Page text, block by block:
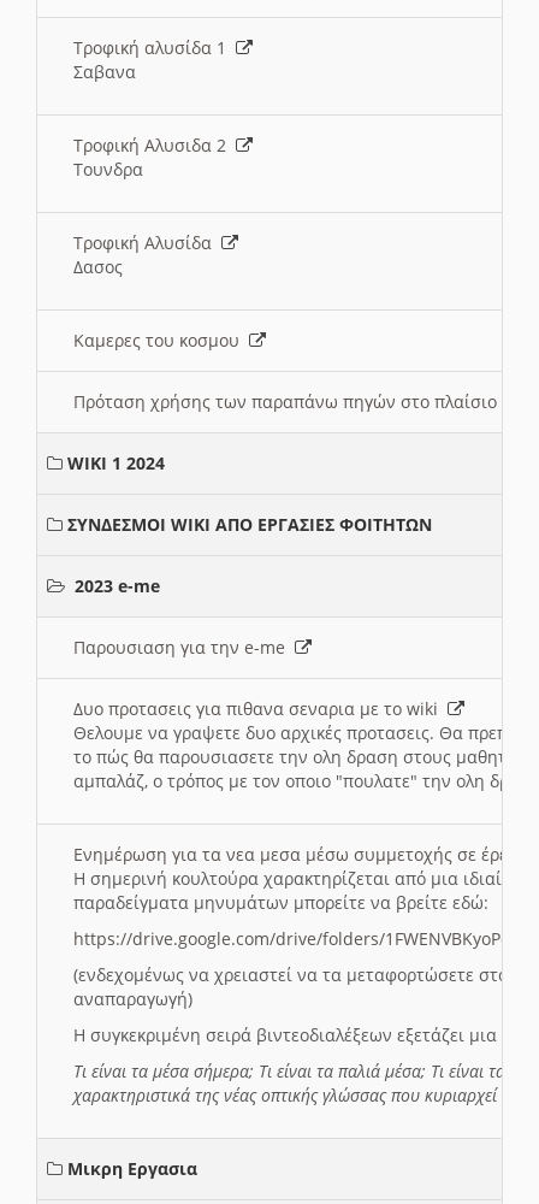
Τροφική αλυσίδα 1
Σαβανα
Τροφική Αλυσιδα 2
Τουνδρα
Τροφική Αλυσίδα
Δασος
Καμερες του κοσμου
Πρόταση χρήσης των παραπάνω πηγών στο πλαίσιο
WIKI 1 2024
ΣΥΝΔΕΣΜΟΙ WIKI ΑΠΟ ΕΡΓΑΣΙΕΣ ΦΟΙΤΗΤΩΝ
2023 e-me
Παρουσιαση για την e-me
Δυο προτασεις για πιθανα σεναρια με το wiki
Θελουμε να γραψετε δυο αρχικές προτασεις. Θα πρεπει
το πώς θα παρουσιασετε την ολη δραση στους μαθητες
αμπαλάζ, ο τρόπος με τον οποιο "πουλατε" την ολη
Ενημέρωση για τα νεα μεσα μέσω συμμετοχής σε
Η σημερινή κουλτούρα χαρακτηρίζεται από μια
παραδείγματα μηνυμάτων μπορείτε να βρείτε εδώ:
https://drive.google.com/drive/folders/
(ενδεχομένως να χρειαστεί να τα μεταφορτώσετε στο
αναπαραγωγή)
Η συγκεκριμένη σειρά βιντεοδιαλέξεων εξετάζει μια
Τι είναι τα μέσα σήμερα; Τι είναι τα παλιά μέσα; Τι είναι τα
χαρακτηριστικά της νέας οπτικής γλώσσας που κυριαρχεί
Μικρη Εργασια